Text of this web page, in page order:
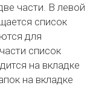
части. В левой
список
для
список
на вкладке
на вкладке